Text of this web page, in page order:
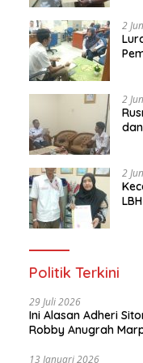
2
2
2
Politik Terkini
29 Juli 2026
Ini Alasan Adheri
Robby Anugrah
13 Januari 2026